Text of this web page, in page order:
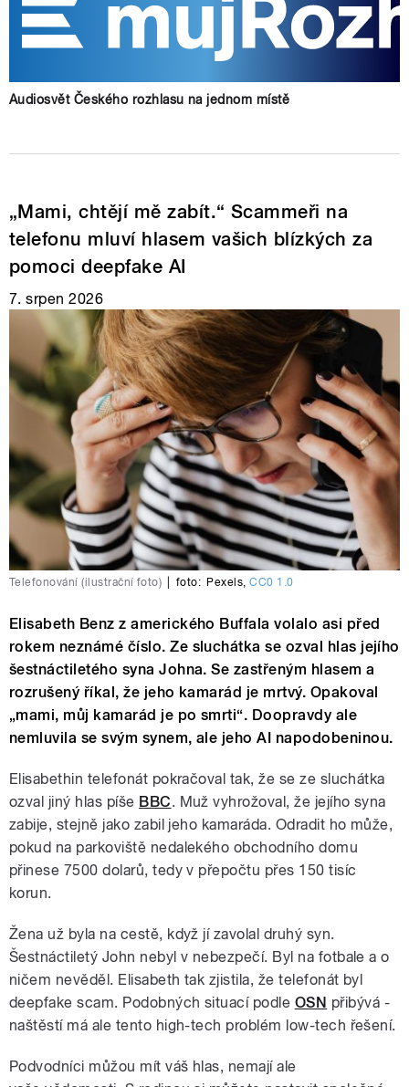
Audiosvět Českého rozhlasu na jednom místě
„Mami, chtějí mě zabít.“ Scammeři na
telefonu mluví hlasem vašich blízkých za
pomoci deepfake AI
7. srpen 2026
Telefonování (ilustrační foto) foto: Pexels ,CC0 1.0
Elisabeth Benz z amerického Buffala volalo asi před
rokem neznámé číslo. Ze sluchátka se ozval hlas jejího
šestnáctiletého syna Johna. Se zastřeným hlasem a
rozrušený říkal, že jeho kamarád je mrtvý. Opakoval
„mami, můj kamarád je po smrti“. Doopravdy ale
nemluvila se svým synem, ale jeho AI napodobeninou.
Elisabethin telefonát pokračoval tak, že se ze sluchátka
ozval jiný hlas píše BBC. Muž vyhrožoval, že jejího syna
zabije, stejně jako zabil jeho kamaráda. Odradit ho může,
pokud na parkoviště nedalekého obchodního domu
přinese 7500 dolarů, tedy v přepočtu přes 150 tisíc
korun.
Žena už byla na cestě, když jí zavolal druhý syn.
Šestnáctiletý John nebyl v nebezpečí. Byl na fotbale a o
ničem nevěděl. Elisabeth tak zjistila, že telefonát byl
deepfake scam. Podobných situací podle OSN přibývá -
naštěstí má ale tento high-tech problém low-tech řešení.
Podvodníci můžou mít váš hlas, nemají ale